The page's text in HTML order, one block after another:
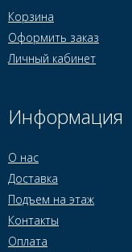
Корзина
Оформить заказ
Личный кабинет
Информация
О нас
Доставка
Подъем на этаж
Контакты
Оплата